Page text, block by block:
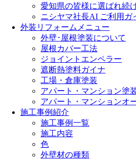
愛知県の皆様に選ばれ続
ニシヤマ社長AI ご利用ガ
外装リフォームメニュー
外壁･屋根塗装について
屋根カバー工法
ジョイントエンペラー
遮断熱塗料ガイナ
工場・倉庫塗装
アパート・マンション塗
アパート・マンションオ
施工事例紹介
施工事例一覧
施工内容
色
外壁材の種類